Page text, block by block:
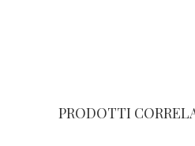
PRODOTTI